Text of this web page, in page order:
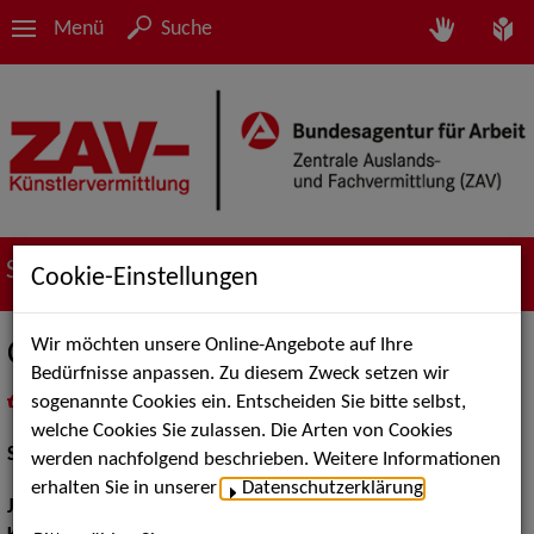
Menü Suche
Suche nach Künstler*innen
Christiane Isele
als PDF speichern
inMeine Merklistelegen
Schauspiel:Film und TV
Jahrgang:
Cookie-Einstellungen
Wir möchten unsere Online-Angebote auf Ihre
Bedürfnisse anpassen. Zu diesem Zweck setzen wir
sogenannte Cookies ein. Entscheiden Sie bitte selbst,
welche Cookies Sie zulassen. Die Arten von Cookies
werden nachfolgend beschrieben. Weitere Informationen
erhalten Sie in unserer
Datenschutzerklärung